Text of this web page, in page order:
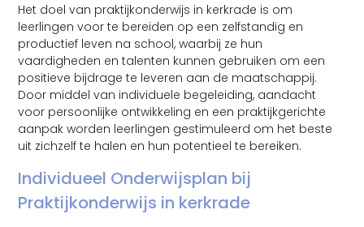
Het doel van praktijkonderwijs in kerkrade is om
leerlingen voor te bereiden op een zelfstandig en
productief leven na school, waarbij ze hun
vaardigheden en talenten kunnen gebruiken om een
positieve bijdrage te leveren aan de maatschappij.
Door middel van individuele begeleiding, aandacht
voor persoonlijke ontwikkeling en een praktijkgerichte
aanpak worden leerlingen gestimuleerd om het beste
uit zichzelf te halen en hun potentieel te bereiken.
Individueel Onderwijsplan bij
Praktijkonderwijs in kerkrade